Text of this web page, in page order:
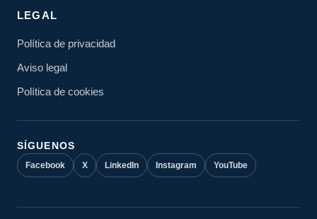
LEGAL
Política de privacidad
Aviso legal
Política de cookies
SÍGUENOS
Facebook X LinkedIn Instagram YouTube